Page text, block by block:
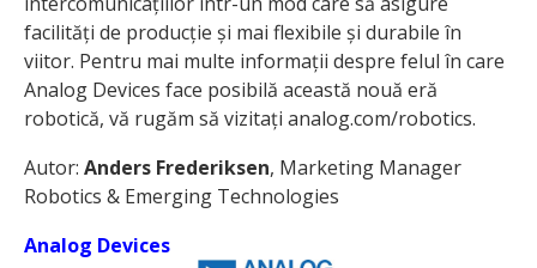
facilități de producție și mai flexibile și durabile în
viitor. Pentru mai multe informații despre felul în care
Analog Devices face posibilă această nouă eră
robotică, vă rugăm să vizitați analog.com/robotics.
Autor: Anders Frederiksen, Marketing Manager
Robotics & Emerging Technologies
Analog Devices